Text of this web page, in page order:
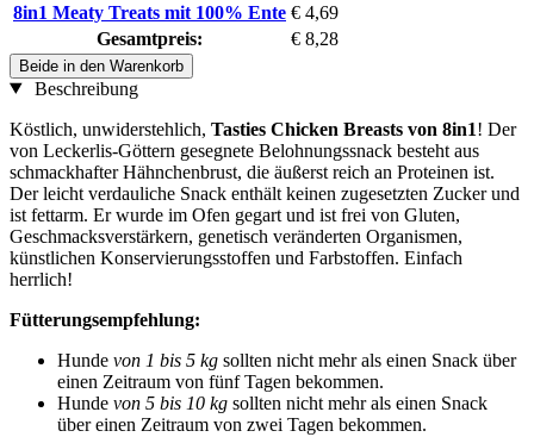
8in1 Meaty Treats mit 100% Ente € 4,69
Gesamtpreis:
€ 8,28
Beide in den Warenkorb
Beschreibung
Köstlich, unwiderstehlich, Tasties Chicken Breasts von 8in1! Der
von Leckerlis-Göttern gesegnete Belohnungssnack besteht aus
schmackhafter Hähnchenbrust, die äußerst reich an Proteinen ist.
Der leicht verdauliche Snack enthält keinen zugesetzten Zucker und
ist fettarm. Er wurde im Ofen gegart und ist frei von Gluten,
Geschmacksverstärkern, genetisch veränderten Organismen,
künstlichen Konservierungsstoffen und Farbstoffen. Einfach
herrlich!
Fütterungsempfehlung:
Hunde von 1 bis 5 kg sollten nicht mehr als einen Snack über
einen Zeitraum von fünf Tagen bekommen.
Hunde von 5 bis 10 kg sollten nicht mehr als einen Snack
über einen Zeitraum von zwei Tagen bekommen.